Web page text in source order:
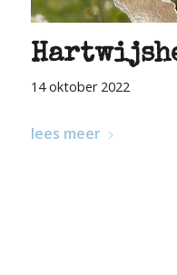
14 oktober 2022
lees meer